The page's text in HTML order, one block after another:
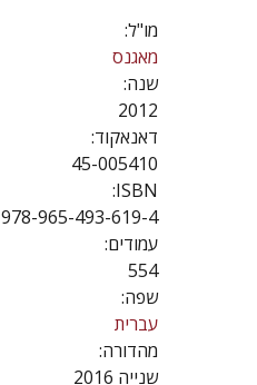
מו"ל:
מאגנס
שנה:
2012
דאנאקוד:
45-005410
ISBN:
978-965-493-619-4
עמודים:
554
שפה:
עברית
מהדורה:
שנייה 2016